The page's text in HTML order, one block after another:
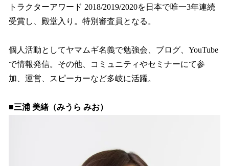
トラクターアワード 2018/2019/2020を日本で唯一3年連続
受賞し、殿堂入り。特別審査員となる。
個人活動としてヤマムギ名義で勉強会、ブログ、YouTube
で情報発信。その他、コミュニティやセミナーにて参
加、運営、スピーカーなど多岐に活躍。
■三浦 美緒（みうら みお）